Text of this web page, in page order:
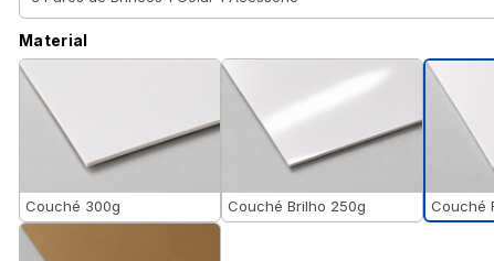
Material
Couché 300g Couché Brilho 250g Couché